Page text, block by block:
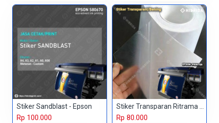
Stiker Sandblast - Epson
Rp 100.000 Rp 80.000